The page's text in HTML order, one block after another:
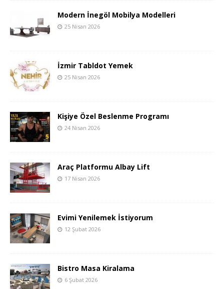
Modern İnegöl Mobilya Modelleri
25 Nisan 2026
İzmir Tabldot Yemek
25 Nisan 2026
Kişiye Özel Beslenme Programı
24 Nisan 2026
Araç Platformu Albay Lift
17 Nisan 2026
Evimi Yenilemek İstiyorum
12 Şubat 2026
Bistro Masa Kiralama
6 Şubat 2026